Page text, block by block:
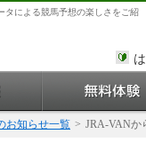
タによる競馬予想の楽しさをご紹
お知らせ一覧 > JRA-VANか